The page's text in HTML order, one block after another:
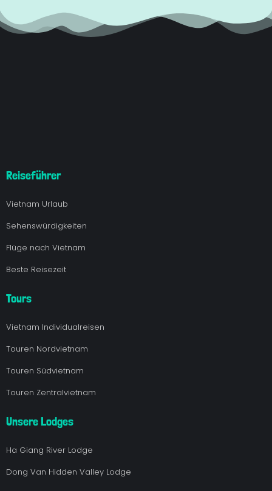
Reiseführer
Vietnam Urlaub
Sehenswürdigkeiten
Flüge nach Vietnam
Beste Reisezeit
Tours
Vietnam Individualreisen
Touren Nordvietnam
Touren Südvietnam
Touren Zentralvietnam
Unsere Lodges
Ha Giang River Lodge
Dong Van Hidden Valley Lodge